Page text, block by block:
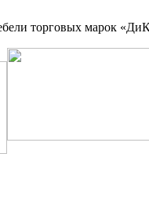
торговых марок